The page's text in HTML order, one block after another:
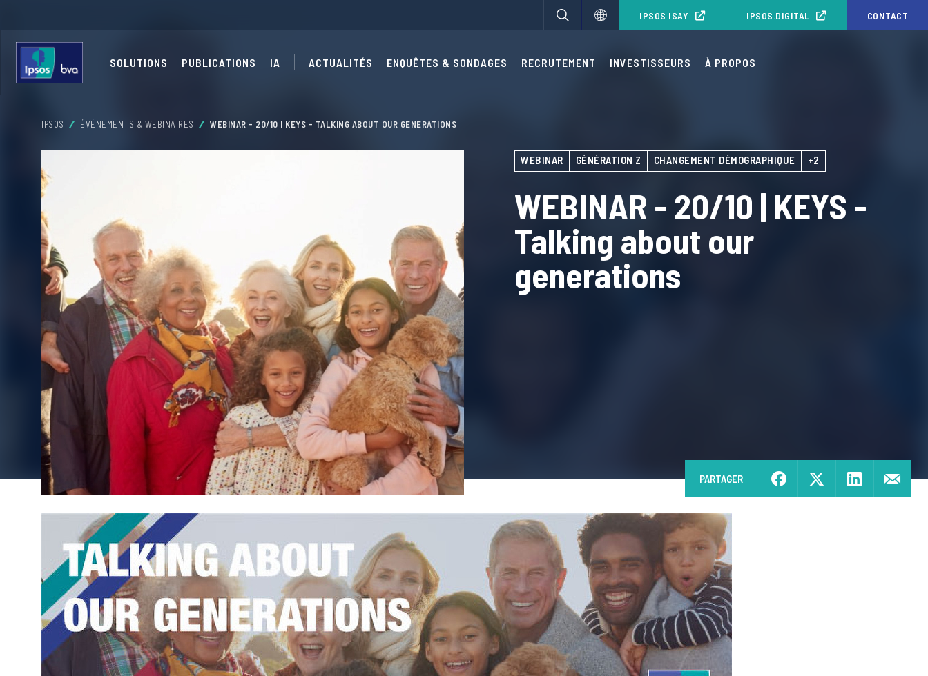
IPSOS ISAY IPSOS.DIGITAL CONTACT
SOLUTIONS PUBLICATIONS IA ACTUALITÉS ENQUÊTES & SONDAGES RECRUTEMENT INVESTISSEURS À PROPOS
IPSOS ÉVÉNEMENTS & WEBINAIRES WEBINAR - 20/10 | KEYS - TALKING ABOUT OUR GENERATIONS
WEBINAR GÉNÉRATION Z CHANGEMENT DÉMOGRAPHIQUE +2
WEBINAR - 20/10 | KEYS -
Talking about our
generations
PARTAGER